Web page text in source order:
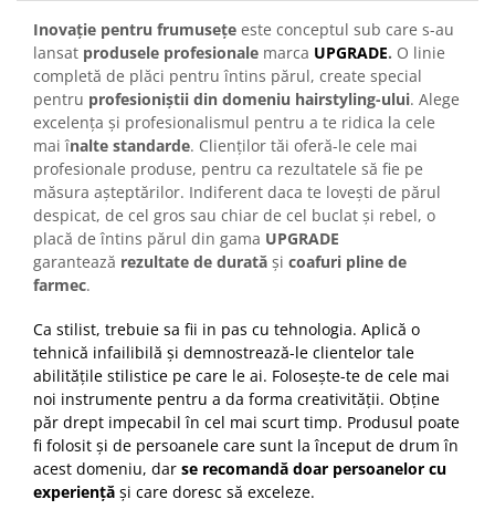
Foarfece de filat
Inovație pentru frumusețe este conceptul sub care s-au
lansat produsele profesionale marca UPGRADE. O linie
completă de plăci pentru întins părul, create special
pentru profesioniștii din domeniu hairstyling-ului. Alege
excelența și profesionalismul pentru a te ridica la cele
mai înalte standarde. Clienților tăi oferă-le cele mai
profesionale produse, pentru ca rezultatele să fie pe
măsura așteptărilor. Indiferent daca te lovești de părul
despicat, de cel gros sau chiar de cel buclat și rebel, o
placă de întins părul din gama UPGRADE
garantează rezultate de durată și coafuri pline de
farmec.
Ca stilist, trebuie sa fii in pas cu tehnologia. Aplică o
tehnică infailibilă și demnostrează-le clientelor tale
abilitățile stilistice pe care le ai. Folosește-te de cele mai
noi instrumente pentru a da forma creativității. Obține
păr drept impecabil în cel mai scurt timp. Produsul poate
fi folosit și de persoanele care sunt la început de drum în
acest domeniu, dar se recomandă doar persoanelor cu
experiență și care doresc să exceleze.